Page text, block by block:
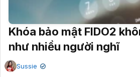
Khóa bảo mật FIDO2
như nhiều người nghĩ
Sussie ✔